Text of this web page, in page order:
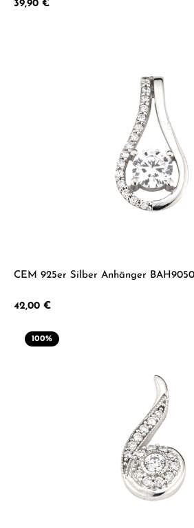
Regulärer Preis:
39,90 €
CEM 925er Silber Anhänger
Regulärer Preis:
42,00 €
100%